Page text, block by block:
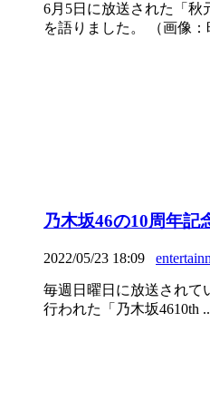
6月5日に放送された「秋
を語りました。 （画像：
乃木坂46の10周年
2022/05/23 18:09
毎週日曜日に放送されて
行われた「乃木坂4610th